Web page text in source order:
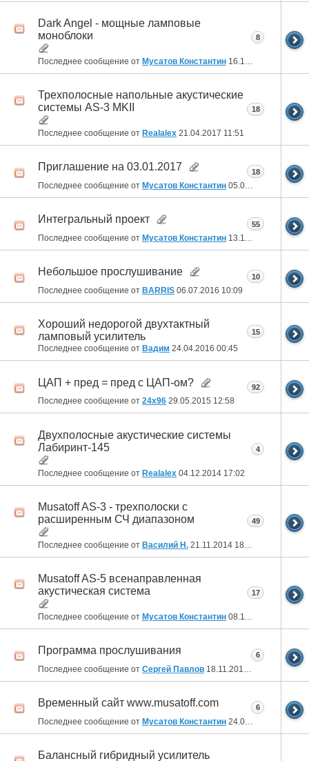
Dark Angel - мощные ламповые
моноблоки
Последнее сообщение от Мусатов Константин 16.10.2017
8
Трехполосные напольные акустические
системы AS-3 MKII
Последнее сообщение от Realalex 21.04.2017 11:51
18
Приглашение на 03.01.2017
Последнее сообщение от Мусатов Константин 05.01.2017 20:36
18
Интегральный проект
Последнее сообщение от Мусатов Константин 13.11.2016 17:37
55
Небольшое прослушивание
Последнее сообщение от BARRIS 06.07.2016 10:09
10
Хороший недорогой двухтактный
ламповый усилитель
Последнее сообщение от Вадим 24.04.2016 00:45
15
ЦАП + пред = пред с ЦАП-ом?
Последнее сообщение от 24x96 29.05.2015 12:58
92
Двухполосные акустические системы
Лабиринт-145
Последнее сообщение от Realalex 04.12.2014 17:02
4
Musatoff AS-3 - трехполоски с
расширенным СЧ диапазоном
Последнее сообщение от Василий Н. 21.11.2014 18:52
49
Musatoff AS-5 всенаправленная
акустическая система
Последнее сообщение от Мусатов Константин 08.11.2014
17
Программа прослушивания
Последнее сообщение от Сергей Павлов 18.11.2013 03:07
6
Временный сайт www.musatoff.com
Последнее сообщение от Мусатов Константин 24.08.2013 02:47
6
Балансный гибридный усилитель